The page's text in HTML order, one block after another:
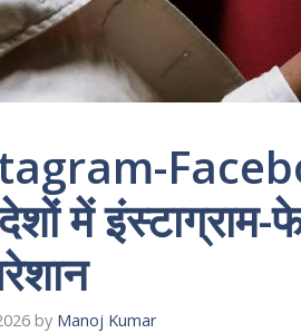
में
by Manoj Kumar